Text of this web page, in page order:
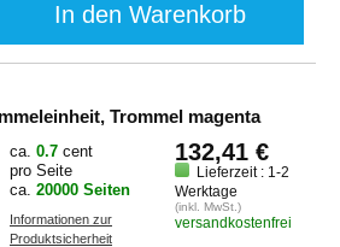
In den Warenkorb
Trommel magenta
ca. 0.7 cent
pro Seite
ca. 20000 Seiten
Informationen zur
Produktsicherheit
132,41 €
Lieferzeit : 1-2
Werktage
(inkl. MwSt.)
versandkostenfrei